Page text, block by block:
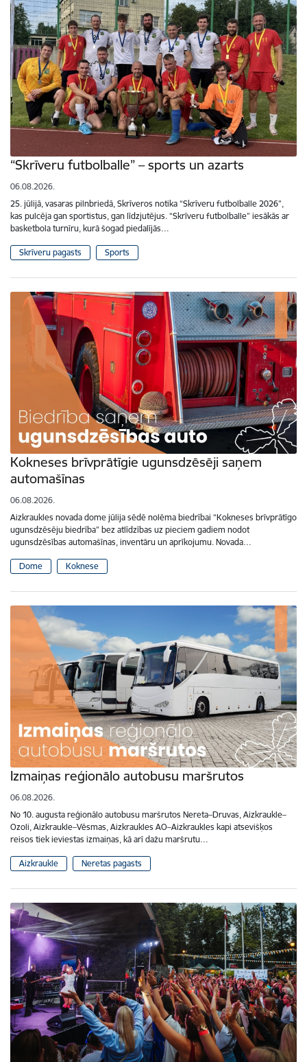
“Skrīveru futbolballe” – sports un azarts
06.08.2026.
25. jūlijā, vasaras pilnbriedā, Skrīveros notika “Skrīveru futbolballe 2026”,
kas pulcēja gan sportistus, gan līdzjutējus. “Skrīveru futbolballe” iesākās ar
basketbola turnīru, kurā šogad piedalījās…
Skrīveru pagasts Sports
Kokneses brīvprātīgie ugunsdzēsēji saņem
automašīnas
06.08.2026.
Aizkraukles novada dome jūlija sēdē nolēma biedrībai “Kokneses brīvprātīgo
ugunsdzēsēju biedrība” bez atlīdzības uz pieciem gadiem nodot
ugunsdzēsības automašīnas, inventāru un aprīkojumu. Novada…
Dome Koknese
Izmaiņas reģionālo autobusu maršrutos
06.08.2026.
No 10. augusta reģionālo autobusu maršrutos Nereta–Druvas, Aizkraukle–
Ozoli, Aizkraukle–Vēsmas, Aizkraukles AO–Aizkraukles kapi atsevišķos
reisos tiek ieviestas izmaiņas, kā arī dažu maršrutu…
Aizkraukle Neretas pagasts